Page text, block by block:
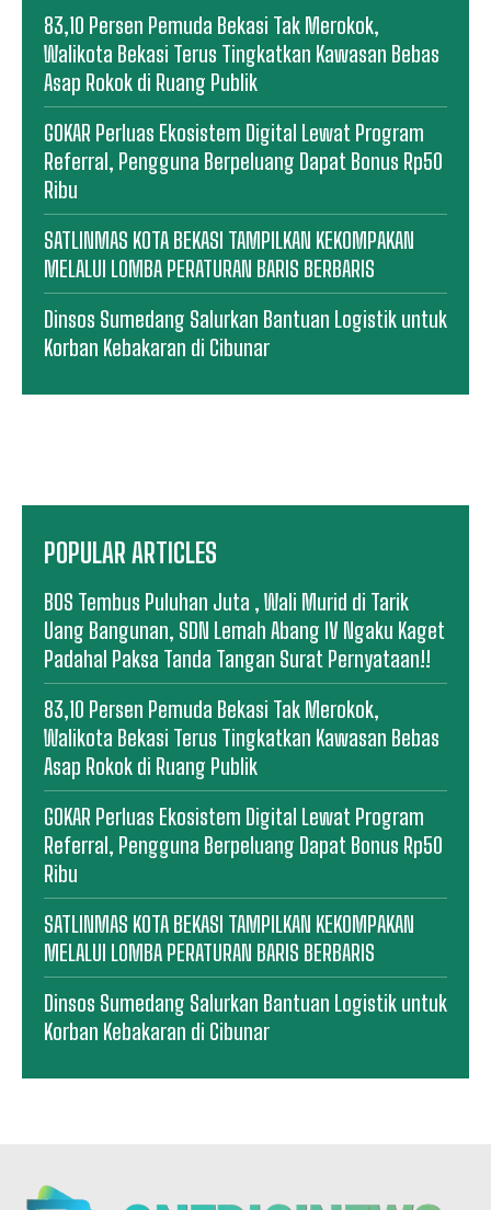
83,10 Persen Pemuda Bekasi Tak Merokok,
Walikota Bekasi Terus Tingkatkan Kawasan Bebas
Asap Rokok di Ruang Publik
GOKAR Perluas Ekosistem Digital Lewat Program
Referral, Pengguna Berpeluang Dapat Bonus Rp50
Ribu
SATLINMAS KOTA BEKASI TAMPILKAN KEKOMPAKAN
MELALUI LOMBA PERATURAN BARIS BERBARIS
Dinsos Sumedang Salurkan Bantuan Logistik untuk
Korban Kebakaran di Cibunar
POPULAR ARTICLES
BOS Tembus Puluhan Juta , Wali Murid di Tarik
Uang Bangunan, SDN Lemah Abang IV Ngaku Kaget
Padahal Paksa Tanda Tangan Surat Pernyataan!!
83,10 Persen Pemuda Bekasi Tak Merokok,
Walikota Bekasi Terus Tingkatkan Kawasan Bebas
Asap Rokok di Ruang Publik
GOKAR Perluas Ekosistem Digital Lewat Program
Referral, Pengguna Berpeluang Dapat Bonus Rp50
Ribu
SATLINMAS KOTA BEKASI TAMPILKAN KEKOMPAKAN
MELALUI LOMBA PERATURAN BARIS BERBARIS
Dinsos Sumedang Salurkan Bantuan Logistik untuk
Korban Kebakaran di Cibunar